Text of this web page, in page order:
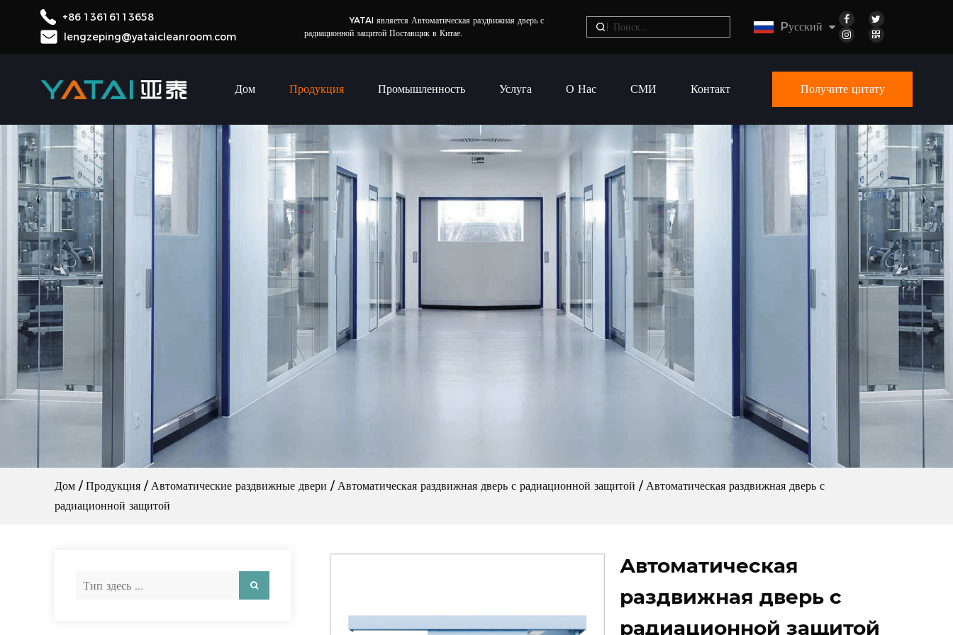
+86 13616113658
lengzeping@yataicleanroom.com
YATAI являетсяАвтоматическая раздвижная дверь с
радиационной защитой Поставщик в Китае. Pусский
Дом Продукция Промышленность Услуга О Нас СМИ Контакт Получите цитату
Дом / Продукция / Автоматические раздвижные двери / Автоматическая раздвижная дверь с радиационной защитой / Автоматическая раздвижная дверь с
радиационной защитой
Автоматическая
раздвижная дверь с
радиационной защитой